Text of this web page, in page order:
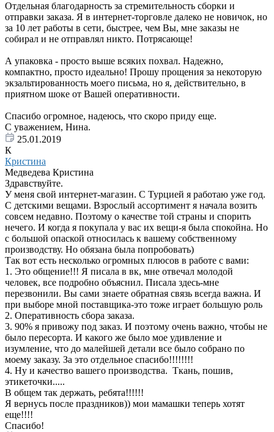
Отдельная благодарность за стремительность сборки и
отправки заказа. Я в интернет-торговле далеко не новичок, но
за 10 лет работы в сети, быстрее, чем Вы, мне заказы не
собирал и не отправлял никто. Потрясающе!
А упаковка - просто выше всяких похвал. Надежно,
компактно, просто идеально! Прошу прощения за некоторую
экзальтированность моего письма, но я, действительно, в
приятном шоке от Вашей оперативности.
Спасибо огромное, надеюсь, что скоро приду еще.
С уважением, Нина.
25.01.2019
К
Кристина
Медведева Кристина
Здравствуйте.
У меня свой интернет-магазин. С Турцией я работаю уже год.
С детскими вещами. Взрослый ассортимент я начала возить
совсем недавно. Поэтому о качестве той страны и спорить
нечего. И когда я покупала у вас их вещи-я была спокойна. Но
с большой опаской относилась к вашему собственному
производству. Но обязана была попробовать)
Так вот есть несколько огромных плюсов в работе с вами:
1. Это общение!!! Я писала в вк, мне отвечал молодой
человек, все подробно объяснил. Писала здесь-мне
перезвонили. Вы сами знаете обратная связь всегда важна. И
при выборе мной поставщика-это тоже играет большую роль
2. Оперативность сбора заказа.
3. 90% я привожу под заказ. И поэтому очень важно, чтобы не
было пересорта. И какого же было мое удивление и
изумление, что до малейшей детали все было собрано по
моему заказу. За это отдельное спасибо!!!!!!!!
4. Ну и качество вашего производства. Ткань, пошив,
этикеточки.....
В общем так держать, ребята!!!!!!
Я вернусь после праздников)) мои мамашки теперь хотят
еще!!!!
Спасибо!